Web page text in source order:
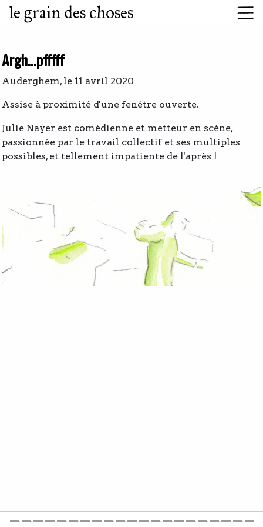
le grain des choses
Argh...pfffff
Auderghem, le 11 avril 2020
Assise à proximité d'une fenêtre ouverte.
Julie Nayer est comédienne et metteur en scène,
passionnée par le travail collectif et ses multiples
possibles, et tellement impatiente de l'après !